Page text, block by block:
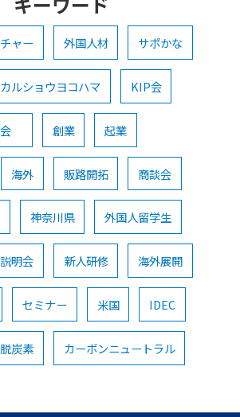
ャー 外国人材 サポかな
ルショウヨコハマ KIP会
創業 起業
海外 販路開拓 商談会
神奈川県 外国人留学生
明会 新人研修 海外展開
セミナー 米国 IDEC
脱炭素 カーボンニュートラル